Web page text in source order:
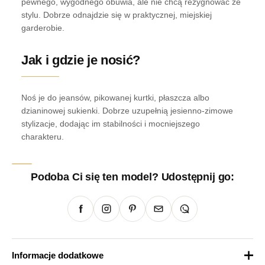
stylu. Dobrze odnajdzie się w praktycznej, miejskiej
garderobie.
Jak i gdzie je nosić?
Noś je do jeansów, pikowanej kurtki, płaszcza albo
dzianinowej sukienki. Dobrze uzupełnią jesienno-zimowe
stylizacje, dodając im stabilności i mocniejszego
charakteru.
Podoba Ci się ten model? Udostępnij go:
Informacje dodatkowe